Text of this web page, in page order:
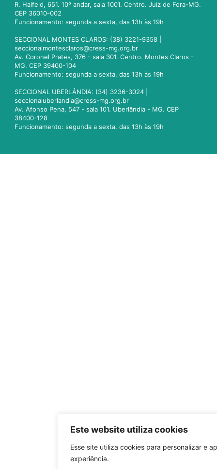
Este website utiliza cookies
Esse site utiliza cookies para personalizar e
experiência.
R. Halfeld, 651. 10º andar, sala 1001. Centro. Juiz de Fora-MG.
CEP 36010-002
Funcionamento: segunda a sexta, das 13h às 19h
SECCIONAL MONTES CLAROS: (38) 3221-9358 |
seccionalmontesclaros@cress-mg.org.br
Av. Coronel Prates, 376 - sala 301. Centro. Montes Claros -
MG. CEP 39400-104
Funcionamento: segunda a sexta, das 13h às 19h
SECCIONAL UBERLÂNDIA: (34) 3236-3024 |
seccionaluberlandia@cress-mg.org.br
Av. Afonso Pena, 547 - sala 101. Uberlândia - MG. CEP
38400-128
Funcionamento: segunda a sexta, das 13h às 19h